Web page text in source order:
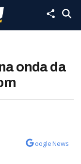
onda da
oogle News